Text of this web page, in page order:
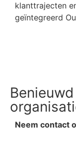
klanttrajecten
geïntegreerd
Neem contact